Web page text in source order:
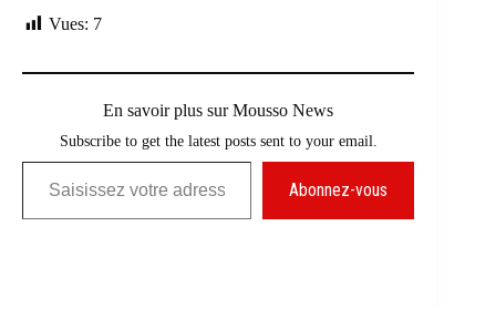
Vues: 7
En savoir plus sur Mousso News
Subscribe to get the latest posts sent to your email.
Saisissez votre adresse e-mail…
Abonnez-vous